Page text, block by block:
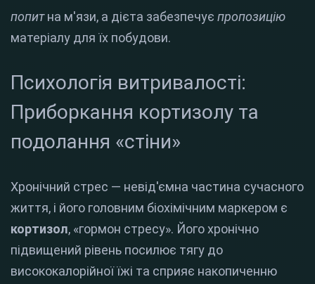
попитна м'язи, а дієта забезпечує пропозицію
матеріалу для їх побудови.
Психологія витривалості:
Приборкання кортизолу та
подолання «стіни»
Хронічний стрес — невід'ємна частина сучасного
життя, і його головним біохімічним маркером є
кортизол, «гормон стресу». Його хронічно
підвищений рівень посилює тягу до
висококалорійної їжі та сприяє накопиченню